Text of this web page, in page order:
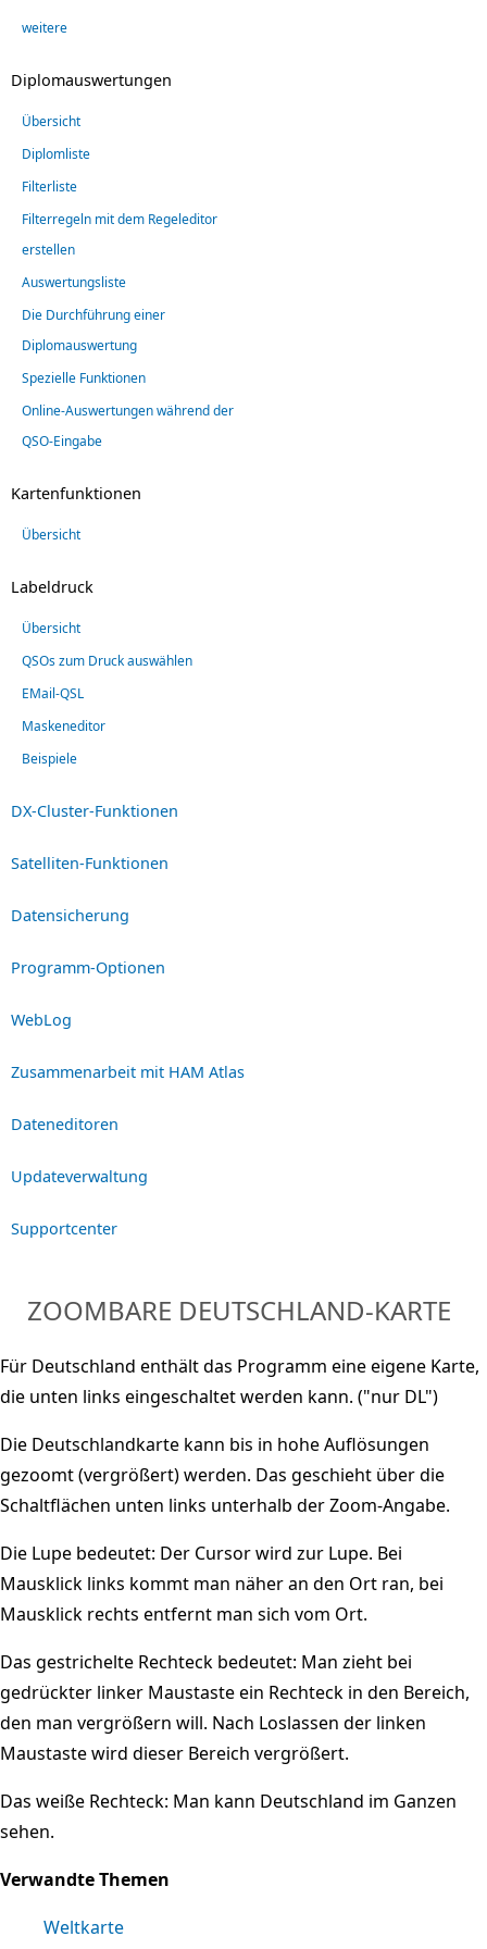
weitere
Diplomauswertungen
Übersicht
Diplomliste
Filterliste
Filterregeln mit dem Regeleditor
erstellen
Auswertungsliste
Die Durchführung einer
Diplomauswertung
Spezielle Funktionen
Online-Auswertungen während der
QSO-Eingabe
Kartenfunktionen
Übersicht
Labeldruck
Übersicht
QSOs zum Druck auswählen
EMail-QSL
Maskeneditor
Beispiele
DX-Cluster-Funktionen
Satelliten-Funktionen
Datensicherung
Programm-Optionen
WebLog
Zusammenarbeit mit HAM Atlas
Dateneditoren
Updateverwaltung
Supportcenter
ZOOMBARE DEUTSCHLAND-KARTE
Für Deutschland enthält das Programm eine eigene Karte,
die unten links eingeschaltet werden kann. ("nur DL")
Die Deutschlandkarte kann bis in hohe Auflösungen
gezoomt (vergrößert) werden. Das geschieht über die
Schaltflächen unten links unterhalb der Zoom-Angabe.
Die Lupe bedeutet: Der Cursor wird zur Lupe. Bei
Mausklick links kommt man näher an den Ort ran, bei
Mausklick rechts entfernt man sich vom Ort.
Das gestrichelte Rechteck bedeutet: Man zieht bei
gedrückter linker Maustaste ein Rechteck in den Bereich,
den man vergrößern will. Nach Loslassen der linken
Maustaste wird dieser Bereich vergrößert.
Das weiße Rechteck: Man kann Deutschland im Ganzen
sehen.
Verwandte Themen
Weltkarte